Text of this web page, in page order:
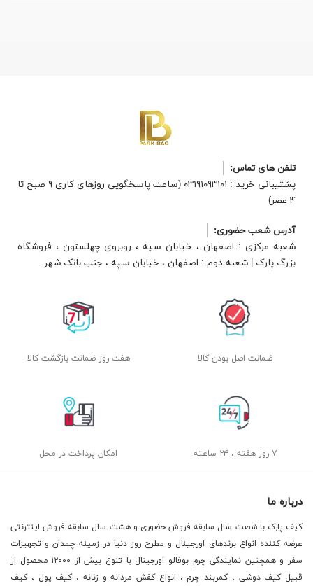
تلفن های تماس:
پشتیبانی خرید : ۰۳۱۹۱۰۹۳۱۰۱ (ساعت پاسخگویی روزهای کاری ۹ صبح تا
۴ عصر)
آدرس شعب حضوری:
شعبه مرکزی : اصفهان ، خیابان سپه ، روبروی چهلستون ، فروشگاه
بزرگ پارک | شعبه دوم : اصفهان ، خیابان سپه ، جنب بانک شهر
ضمانت اصل بودن کالا هفت روز ضمانت بازگشت کالا
۷ روز هفته ، ۲۴ ساعته امکان پرداخت در محل
درباره ما
کیف پارک با شصت سال سابقه فروش حضوری و هشت سال سابقه فروش اینترنتی
عرضه کننده انواع برندهای اورجینال و مطرح روز دنیا در زمینه چمدان و تجهیزات
سفر و همچنین نمایندگی چرم بوفالو اورجینال با تنوع بیش از ۱۲۰۰۰ محصول از
قبیل کیف دوشی ، کمربند چرم ، انواع کفش مردانه و زنانه ، کیف پول ، کیف